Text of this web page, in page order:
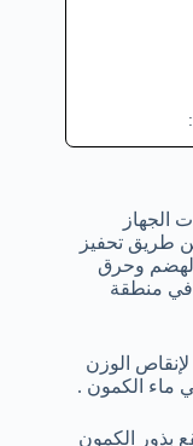
الجهاز
طريق تحفيز
الهضم وحرق
في منطقة
الوزن
ماء الكمون .
بذور الكمون